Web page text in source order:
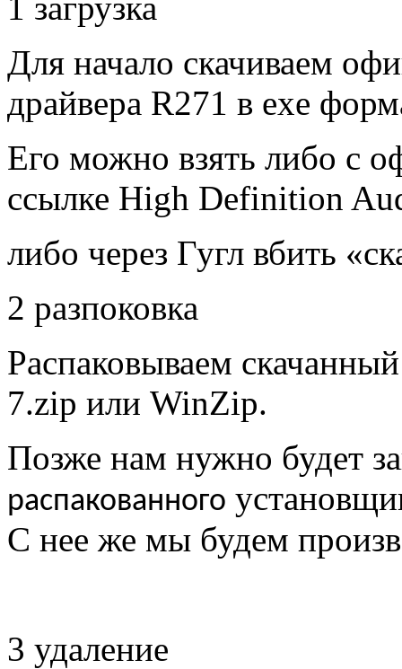
Для начало скачиваем
драйвера R271 в exe
Его можно взять либо с
ссылке High Definition
либо через Гугл вбить
2 разпоковка
Распаковываем
7.zip или WinZip.
Позже нам нужно будет
распакованного
С нее же мы будем
3 удаление